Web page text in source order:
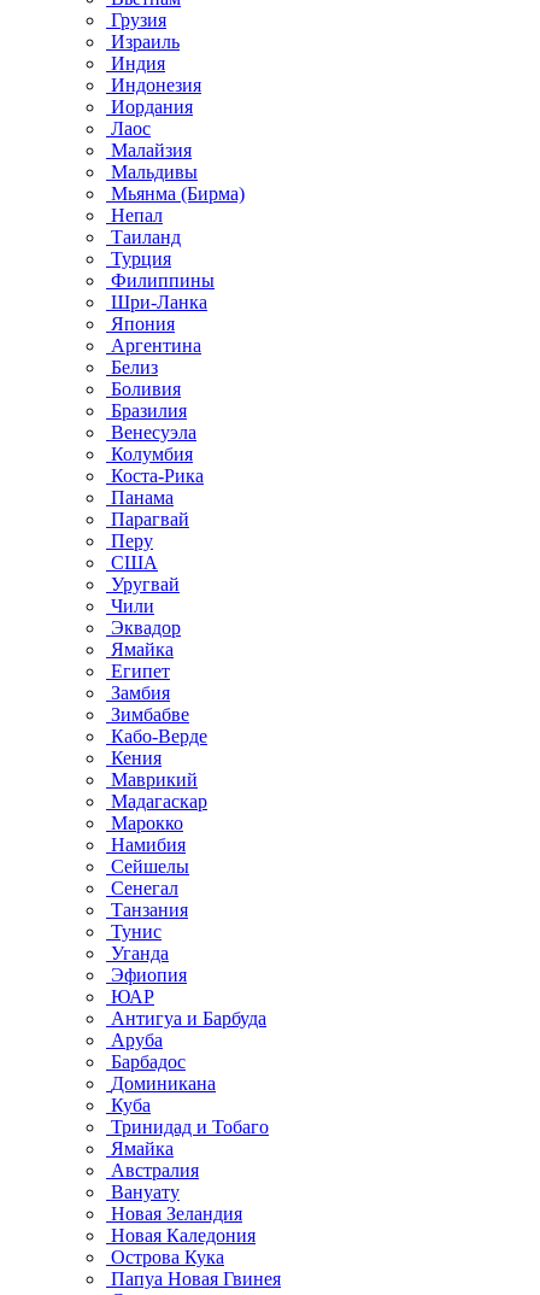
Грузия
Израиль
Индия
Индонезия
Иордания
Лаос
Малайзия
Мальдивы
Мьянма (Бирма)
Непал
Таиланд
Турция
Филиппины
Шри-Ланка
Япония
Аргентина
Белиз
Боливия
Бразилия
Венесуэла
Колумбия
Коста-Рика
Панама
Парагвай
Перу
США
Уругвай
Чили
Эквадор
Ямайка
Египет
Замбия
Зимбабве
Кабо-Верде
Кения
Маврикий
Мадагаскар
Марокко
Намибия
Сейшелы
Сенегал
Танзания
Тунис
Уганда
Эфиопия
ЮАР
Антигуа и Барбуда
Аруба
Барбадос
Доминикана
Куба
Тринидад и Тобаго
Ямайка
Австралия
Вануату
Новая Зеландия
Новая Каледония
Острова Кука
Папуа Новая Гвинея